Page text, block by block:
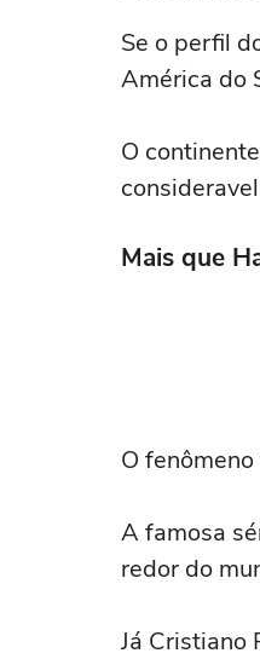
Se o perfil
América do
O
Mais que
O
A famosa
redor do
Já Cristiano